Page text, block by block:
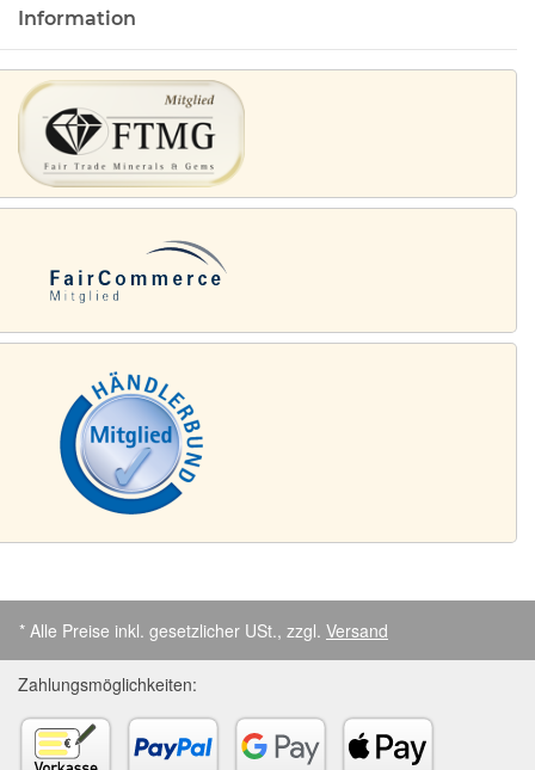
Information
* Alle Preise inkl. gesetzlicher USt., zzgl. Versand
Zahlungsmöglichkeiten: